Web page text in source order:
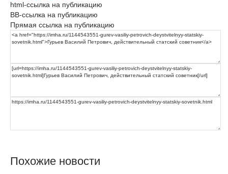
html-ссылка на публикацию
BB-ссылка на публикацию
Прямая ссылка на публикацию
Похожие новости